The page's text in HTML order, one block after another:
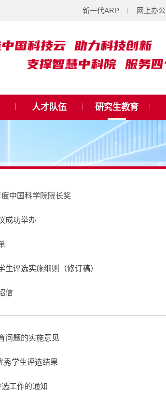
新一代ARP 网上办公
人才队伍 研究生教育
中国科学院院长奖
成功举办
评选实施细则（修订稿）
信
问题的实施意见
秀学生评选结果
工作的通知